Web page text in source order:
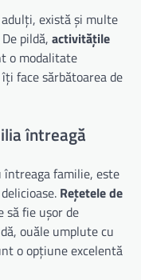
există și multe
pildă, activitățile
o modalitate
face sărbătoarea de
întreagă
întreaga familie, este
Rețetele de
să fie ușor de
ouăle umplute cu
o opțiune excelentă